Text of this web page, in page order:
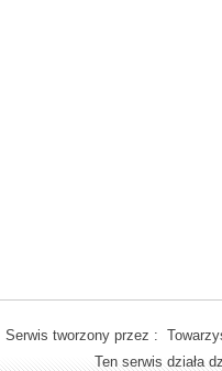
Serwis tworzony przez :
Ten serwis działa